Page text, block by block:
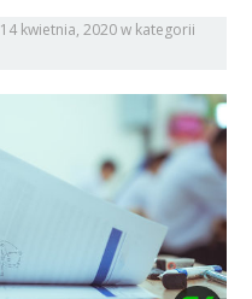
14 kwietnia, 2020w kategorii